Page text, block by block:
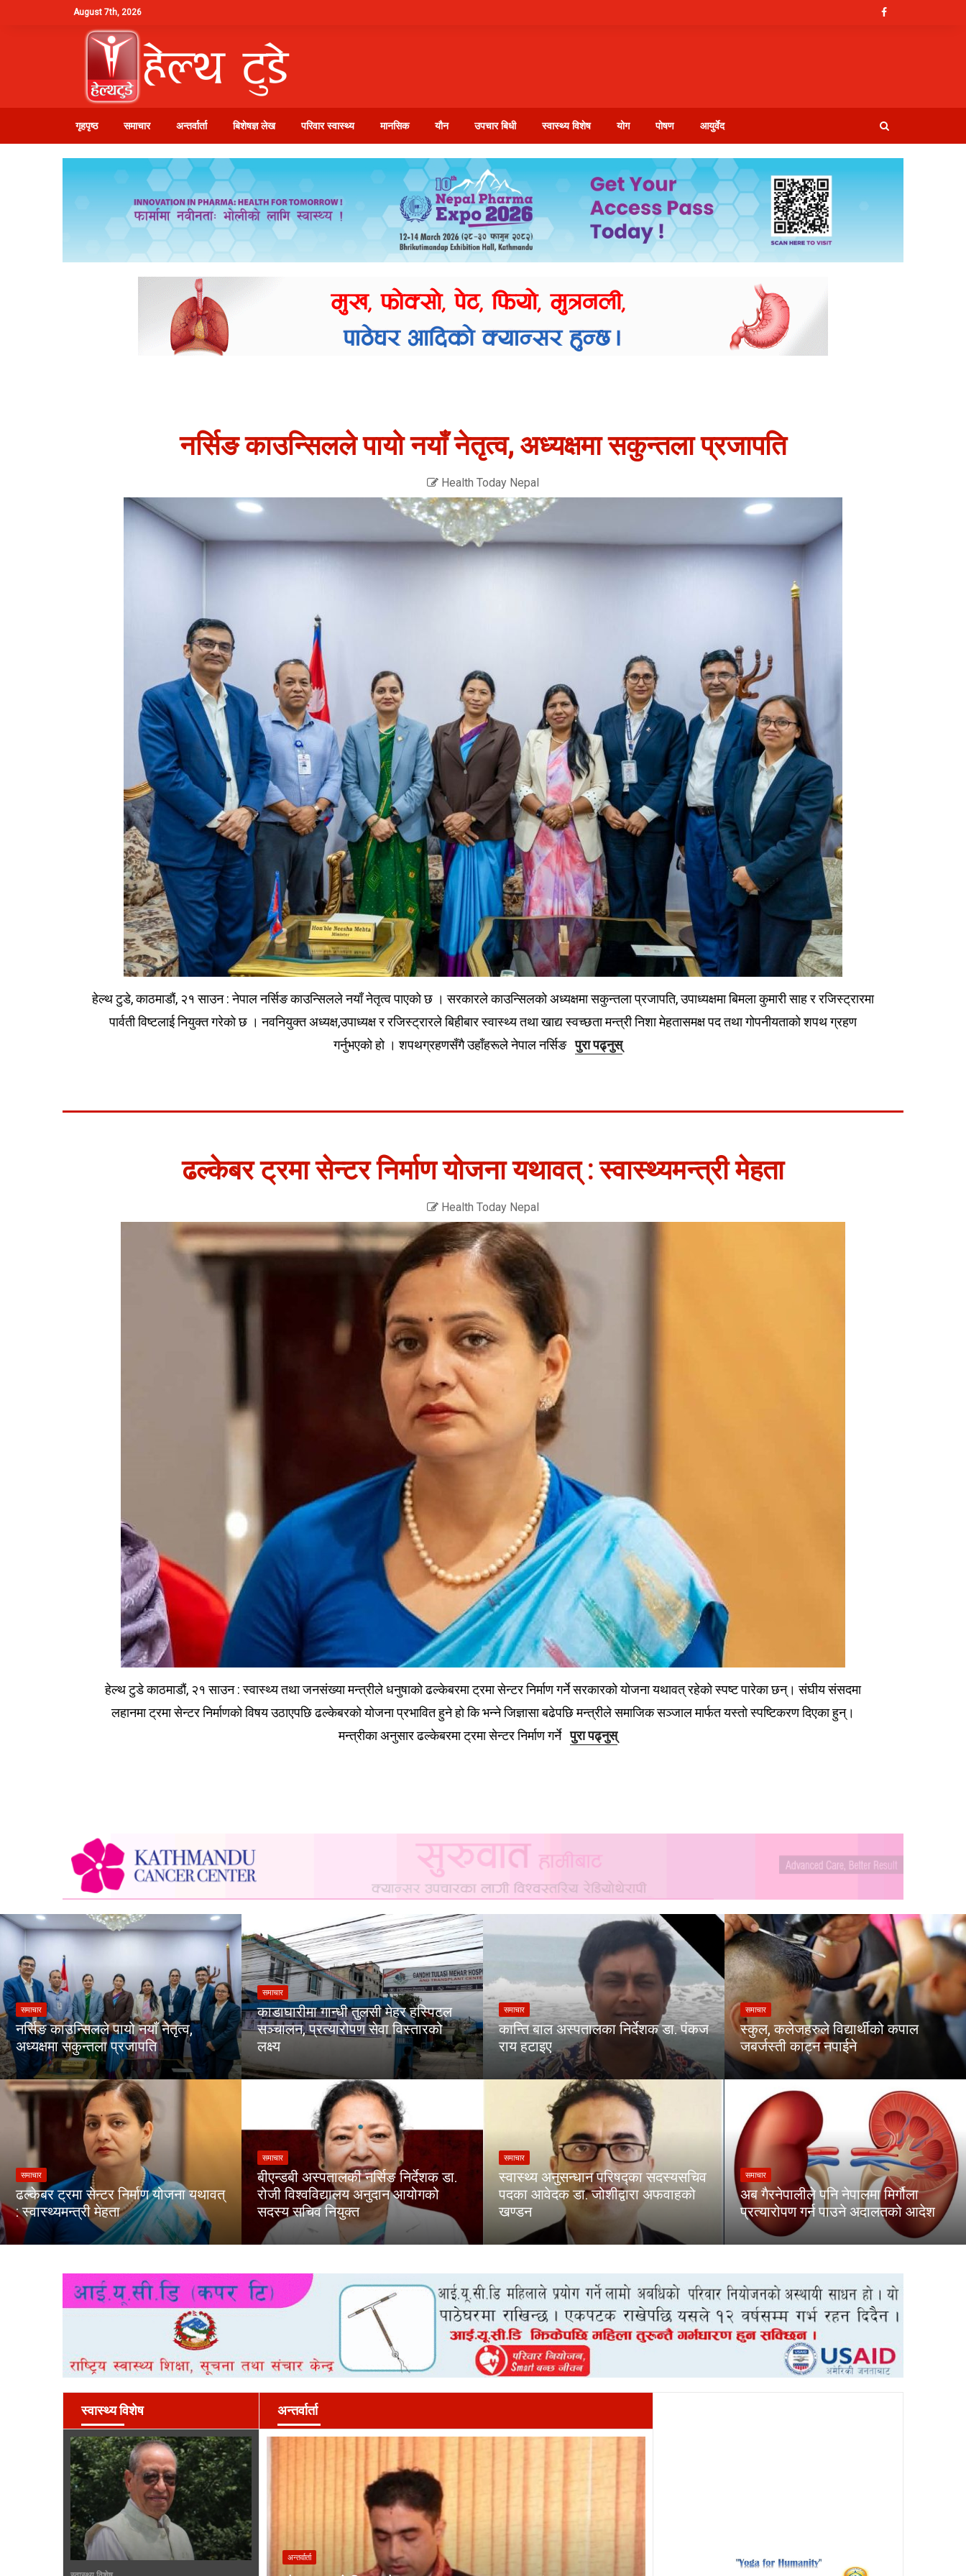
August 7th, 2026
गृहपृष्ठ समाचार अन्तर्वार्ता बिशेषज्ञ लेख परिवार स्वास्थ्य मानसिक यौन उपचार बिधी स्वास्थ्य विशेष योग पोषण आयुर्वेद
नर्सिङ काउन्सिलले पायो नयाँ नेतृत्व, अध्यक्षमा सकुन्तला प्रजापति
Health Today Nepal
हेल्थ टुडे, काठमाडौं, २१ साउन : नेपाल नर्सिङ काउन्सिलले नयाँ नेतृत्व पाएको छ । सरकारले काउन्सिलको अध्यक्षमा सकुन्तला प्रजापति, उपाध्यक्षमा बिमला कुमारी साह र रजिस्ट्रारमा
पार्वती विष्टलाई नियुक्त गरेको छ । नवनियुक्त अध्यक्ष,उपाध्यक्ष र रजिस्ट्रारले बिहीबार स्वास्थ्य तथा खाद्य स्वच्छता मन्त्री निशा मेहतासमक्ष पद तथा गोपनीयताको शपथ ग्रहण
गर्नुभएको हो । शपथग्रहणसँगै उहाँहरूले नेपाल नर्सिङपुरा पढ्नुस्
ढल्केबर ट्रमा सेन्टर निर्माण योजना यथावत् : स्वास्थ्यमन्त्री मेहता
Health Today Nepal
हेल्थ टुडे काठमाडौं, २१ साउन : स्वास्थ्य तथा जनसंख्या मन्त्रीले धनुषाको ढल्केबरमा ट्रमा सेन्टर निर्माण गर्ने सरकारको योजना यथावत् रहेको स्पष्ट पारेका छन्। संघीय संसदमा
लहानमा ट्रमा सेन्टर निर्माणको विषय उठाएपछि ढल्केबरको योजना प्रभावित हुने हो कि भन्ने जिज्ञासा बढेपछि मन्त्रीले समाजिक सञ्जाल मार्फत यस्तो स्पष्टिकरण दिएका हुन्।
मन्त्रीका अनुसार ढल्केबरमा ट्रमा सेन्टर निर्माण गर्नेपुरा पढ्नुस्
समाचार
नर्सिङ काउन्सिलले पायो नयाँ नेतृत्व,
अध्यक्षमा सकुन्तला प्रजापति
समाचार
ढल्केबर ट्रमा सेन्टर निर्माण योजना यथावत्
: स्वास्थ्यमन्त्री मेहता
समाचार
काडाघारीमा गान्धी तुलसी मेहर हस्पिटल
सञ्चालन, प्रत्यारोपण सेवा विस्तारको
लक्ष्य
समाचार
बीएन्डबी अस्पतालकी नर्सिङ निर्देशक डा.
रोजी विश्वविद्यालय अनुदान आयोगको
सदस्य सचिव नियुक्त
समाचार
कान्ति बाल अस्पतालका निर्देशक डा. पंकज
राय हटाइए
समाचार
स्वास्थ्य अनुसन्धान परिषद्का सदस्यसचिव
पदका आवेदक डा. जोशीद्वारा अफवाहको
खण्डन
समाचार
स्कुल, कलेजहरुले विद्यार्थीको कपाल
जबर्जस्ती काट्न नपाईने
समाचार
अब गैरनेपालीले पनि नेपालमा मिर्गौला
प्रत्यारोपण गर्न पाउने अदालतको आदेश
अन्तर्वार्ता
अन्तर्वार्ता
स्वास्थ्य विशेष